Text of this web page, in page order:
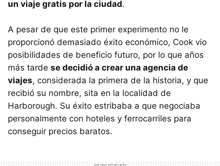
un viaje gratis por la ciudad.
A pesar de que este primer experimento no le
proporcionó demasiado éxito económico, Cook vio
posibilidades de beneficio futuro, por lo que años
más tarde se decidió a crear una agencia de
viajes, considerada la primera de la historia, y que
recibió su nombre, sita en la localidad de
Harborough. Su éxito estribaba a que negociaba
personalmente con hoteles y ferrocarriles para
conseguir precios baratos.